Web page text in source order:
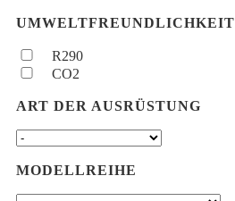
UMWELTFREUNDLICHKEIT
R290
CO2
ART DER AUSRÜSTUNG
MODELLREIHE